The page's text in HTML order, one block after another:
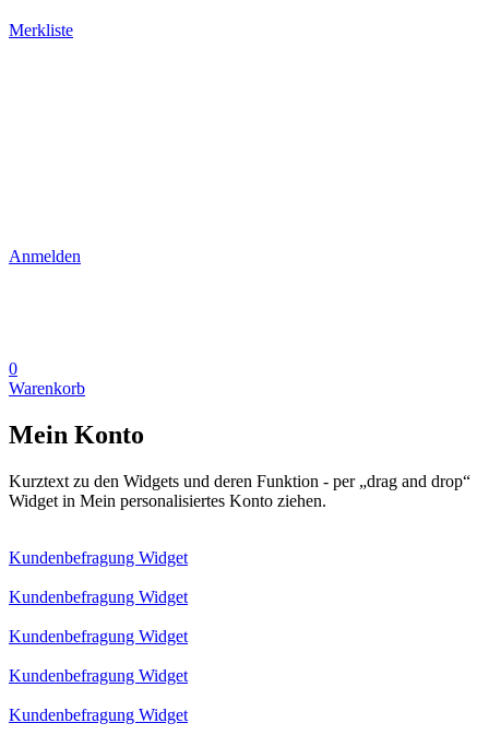
Merkliste
Anmelden
0
Warenkorb
Mein Konto
Kurztext zu den Widgets und deren Funktion - per „drag and drop“
Widget in Mein personalisiertes Konto ziehen.
Kundenbefragung Widget
Kundenbefragung Widget
Kundenbefragung Widget
Kundenbefragung Widget
Kundenbefragung Widget